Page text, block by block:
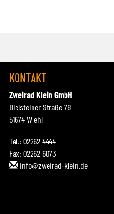
KONTAKT
Zweirad Klein GmbH
Bielsteiner Straße 78
51674 Wiehl
Tel.: 02262 4444
Fax: 02262 6073
info@zweirad-klein.de